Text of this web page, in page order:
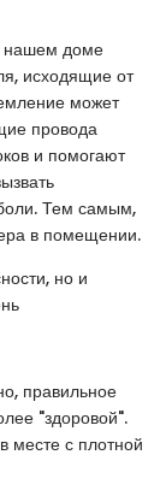
нашем доме
исходящие от
может
провода
и помогают
Тем самым,
в помещении.
но и
правильное
"здоровой".
месте с плотной